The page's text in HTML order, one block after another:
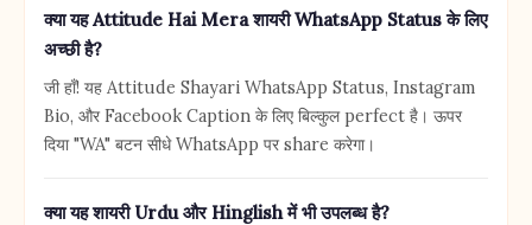
क्या यह Attitude Hai Mera शायरी WhatsApp Status के लिए
अच्छी है?
जी हाँ! यह Attitude Shayari WhatsApp Status, Instagram
Bio, और Facebook Caption के लिए बिल्कुल perfect है। ऊपर
दिया "WA" बटन सीधे WhatsApp पर share करेगा।
क्या यह शायरी Urdu और Hinglish में भी उपलब्ध है?